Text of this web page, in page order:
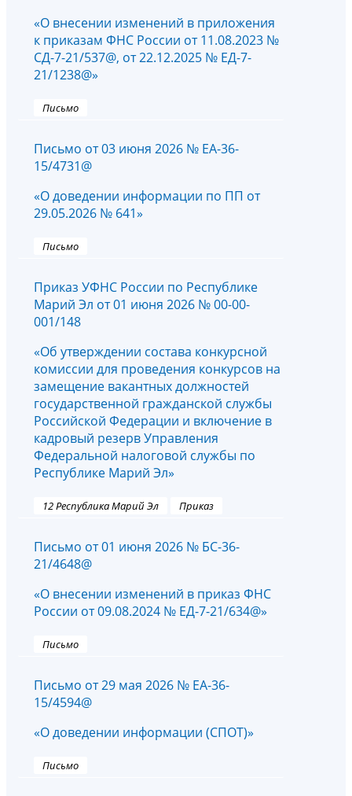
«О внесении изменений в приложения
к приказам ФНС России от 11.08.2023 №
СД-7-21/537@, от 22.12.2025 № ЕД-7-
21/1238@»
Письмо
Письмо от 03 июня 2026 № EA-36-
15/4731@
«О доведении информации по ПП от
29.05.2026 № 641»
Письмо
Приказ УФНС России по Республике
Марий Эл от 01 июня 2026 № 00-00-
001/148
«Об утверждении состава конкурсной
комиссии для проведения конкурсов на
замещение вакантных должностей
государственной гражданской службы
Российской Федерации и включение в
кадровый резерв Управления
Федеральной налоговой службы по
Республике Марий Эл»
12 Республика Марий Эл Приказ
Письмо от 01 июня 2026 № БС-36-
21/4648@
«О внесении изменений в приказ ФНС
России от 09.08.2024 № ЕД-7-21/634@»
Письмо
Письмо от 29 мая 2026 № ЕА-36-
15/4594@
«О доведении информации (СПОТ)»
Письмо